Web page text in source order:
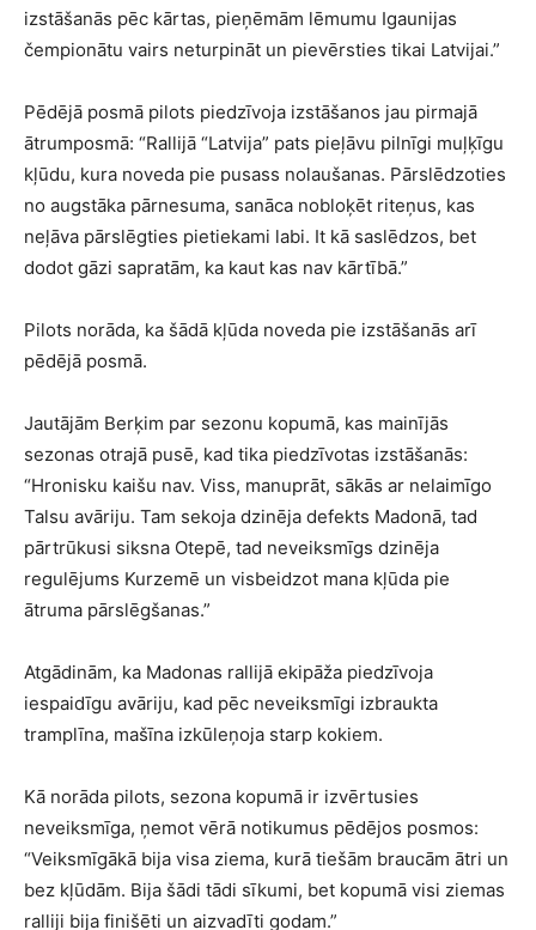
izstāšanās pēc kārtas, pieņēmām lēmumu Igaunijas
čempionātu vairs neturpināt un pievērsties tikai Latvijai.”
Pēdējā posmā pilots piedzīvoja izstāšanos jau pirmajā
ātrumposmā: “Rallijā “Latvija” pats pieļāvu pilnīgi muļķīgu
kļūdu, kura noveda pie pusass nolaušanas. Pārslēdzoties
no augstāka pārnesuma, sanāca nobloķēt riteņus, kas
neļāva pārslēgties pietiekami labi. It kā saslēdzos, bet
dodot gāzi sapratām, ka kaut kas nav kārtībā.”
Pilots norāda, ka šādā kļūda noveda pie izstāšanās arī
pēdējā posmā.
Jautājām Berķim par sezonu kopumā, kas mainījās
sezonas otrajā pusē, kad tika piedzīvotas izstāšanās:
“Hronisku kaišu nav. Viss, manuprāt, sākās ar nelaimīgo
Talsu avāriju. Tam sekoja dzinēja defekts Madonā, tad
pārtrūkusi siksna Otepē, tad neveiksmīgs dzinēja
regulējums Kurzemē un visbeidzot mana kļūda pie
ātruma pārslēgšanas.”
Atgādinām, ka Madonas rallijā ekipāža piedzīvoja
iespaidīgu avāriju, kad pēc neveiksmīgi izbraukta
tramplīna, mašīna izkūleņoja starp kokiem.
Kā norāda pilots, sezona kopumā ir izvērtusies
neveiksmīga, ņemot vērā notikumus pēdējos posmos:
“Veiksmīgākā bija visa ziema, kurā tiešām braucām ātri un
bez kļūdām. Bija šādi tādi sīkumi, bet kopumā visi ziemas
ralliji bija finišēti un aizvadīti godam.”